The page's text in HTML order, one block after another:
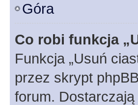
Góra
Co robi funkcja
Funkcja „Usuń
przez skrypt
forum.